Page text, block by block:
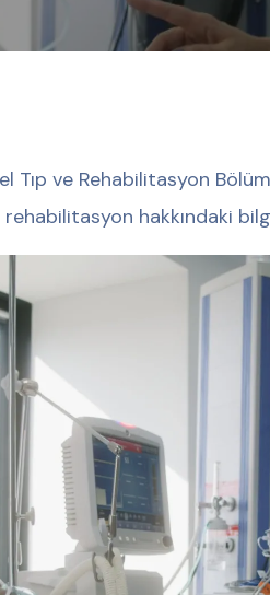
Tıp ve Rehabilitasyon
hakkındaki